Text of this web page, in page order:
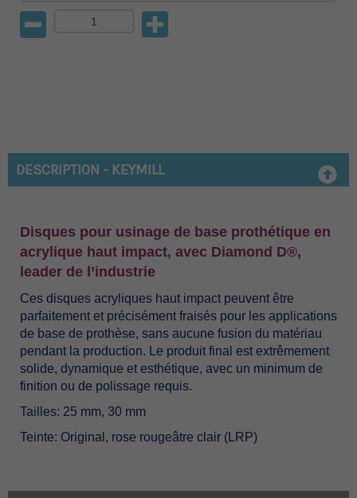
DESCRIPTION - KEYMILL
Disques pour usinage de base prothétique en
acrylique haut impact, avec Diamond D®,
leader de l’industrie
Ces disques acryliques haut impact peuvent être
parfaitement et précisément fraisés pour les applications
de base de prothèse, sans aucune fusion du matériau
pendant la production. Le produit final est extrêmement
solide, dynamique et esthétique, avec un minimum de
finition ou de polissage requis.
Tailles: 25 mm, 30 mm
Teinte: Original, rose rougeâtre clair (LRP)